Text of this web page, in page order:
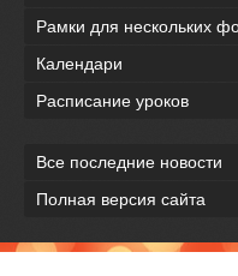
Рамки для нескольких
Календари
Расписание уроков
Все последние новости
Полная версия сайта